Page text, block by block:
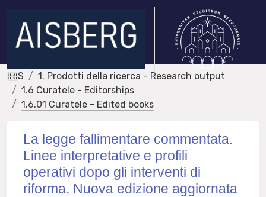
IRIS
1. Prodotti della ricerca - Research output
1.6 Curatele - Editorships
1.6.01 Curatele - Edited books
La legge fallimentare commentata.
Linee interpretative e profili
operativi dopo gli interventi di
riforma, Nuova edizione aggiornata